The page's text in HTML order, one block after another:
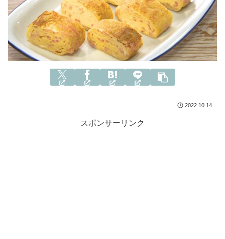
2022.10.14
スポンサーリンク